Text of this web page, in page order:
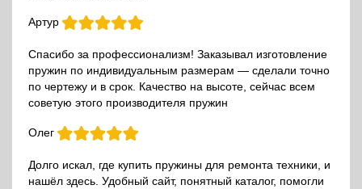
Артур
Спасибо за профессионализм! Заказывал изготовление
пружин по индивидуальным размерам — сделали точно
по чертежу и в срок. Качество на высоте, сейчас всем
советую этого производителя пружин
Олег
Долго искал, где купить пружины для ремонта техники, и
нашёл здесь. Удобный сайт, понятный каталог, помогли